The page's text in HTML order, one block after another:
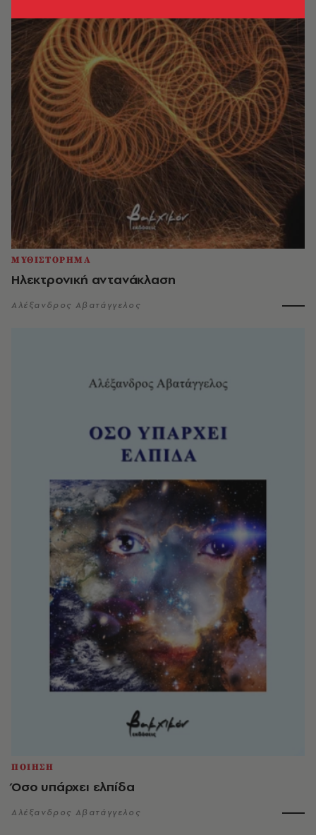
ΜΥΘΙΣΤΟΡΗΜΑ
Ηλεκτρονική αντανάκλαση
Αλέξανδρος Αβατάγγελος
ΠΟΙΗΣΗ
Όσο υπάρχει ελπίδα
Αλέξανδρος Αβατάγγελος